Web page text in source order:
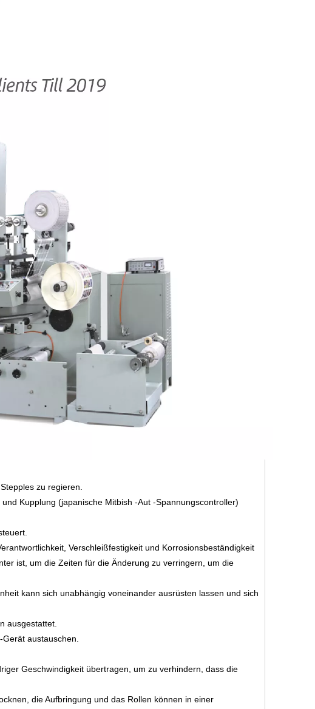
zu regieren.
Kupplung (japanische Mitbish -Aut -Spannungscontroller)
Verschleißfestigkeit und Korrosionsbeständigkeit
ist, um die Zeiten für die Änderung zu verringern, um die
kann sich unabhängig voneinander ausrüsten lassen und sich
ausgestattet.
austauschen.
Geschwindigkeit übertragen, um zu verhindern, dass die
die Aufbringung und das Rollen können in einer